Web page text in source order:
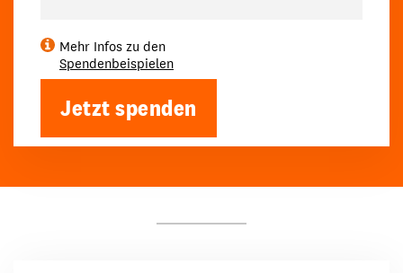
Mehr Infos zu den
Spendenbeispielen
Jetzt spenden